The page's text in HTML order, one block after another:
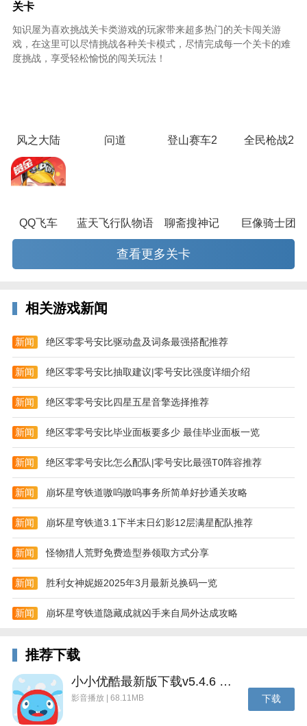
门键，只在玩家较少触碰的屏幕下方保留了刹车
键：“我们也必须做减法，比如舍弃相对低频的需求，
将手动油门变为自动油门。”
一点，研发团队降低了玩家的撞墙损失，修正了撞墙反
弹，降低了漂移灵敏度，并提供了自动小喷的选项。此
外，玩家也可以在按住漂移键的情况下把手指滑到小喷
上面，实现短距离漂移+小喷的组合。
幅度的细微控制。相较之下，双侧按键更为直观，单侧
按键则更加灵活，只是操作稍微复杂了一些，这两种模
恢复状态，体验比较流畅。
关卡
知识屋为喜欢挑战关卡类游戏的玩家带来超多热门的关卡闯关游
戏，在这里可以尽情挑战各种关卡模式，尽情完成每一个关卡的难
度挑战，享受轻松愉悦的闯关玩法！
风之大陆 问道 登山赛车2 全民枪战2
QQ飞车 蓝天飞行队物语 聊斋搜神记 巨像骑士团
查看更多关卡
相关游戏新闻
新闻 绝区零零号安比驱动盘及词条最强搭配推荐
新闻 绝区零零号安比抽取建议|零号安比强度详细介绍
新闻 绝区零零号安比四星五星音擎选择推荐
新闻 绝区零零号安比毕业面板要多少 最佳毕业面板一览
新闻 绝区零零号安比怎么配队|零号安比最强T0阵容推荐
新闻 崩坏星穹铁道嗷呜嗷呜事务所简单好抄通关攻略
新闻 崩坏星穹铁道3.1下半末日幻影12层满星配队推荐
新闻 怪物猎人荒野免费造型券领取方式分享
新闻 胜利女神妮姬2025年3月最新兑换码一览
新闻 崩坏星穹铁道隐藏成就凶手来自局外达成攻略
推荐下载
小小优酷最新版下载v5.4.6 安卓官方版
影音播放 | 68.11MB 下载